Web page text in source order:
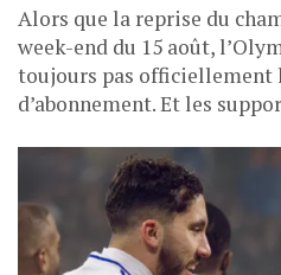
Alors que la reprise du
week-end du 15 août,
toujours pas officiellement
d’abonnement. Et les